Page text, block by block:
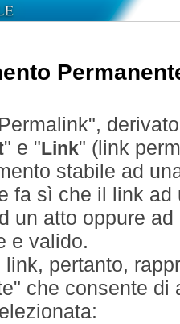
" e " Link" (link
stabile ad
fa sì che il link
un atto oppure
e valido.
link, pertanto,
che consente